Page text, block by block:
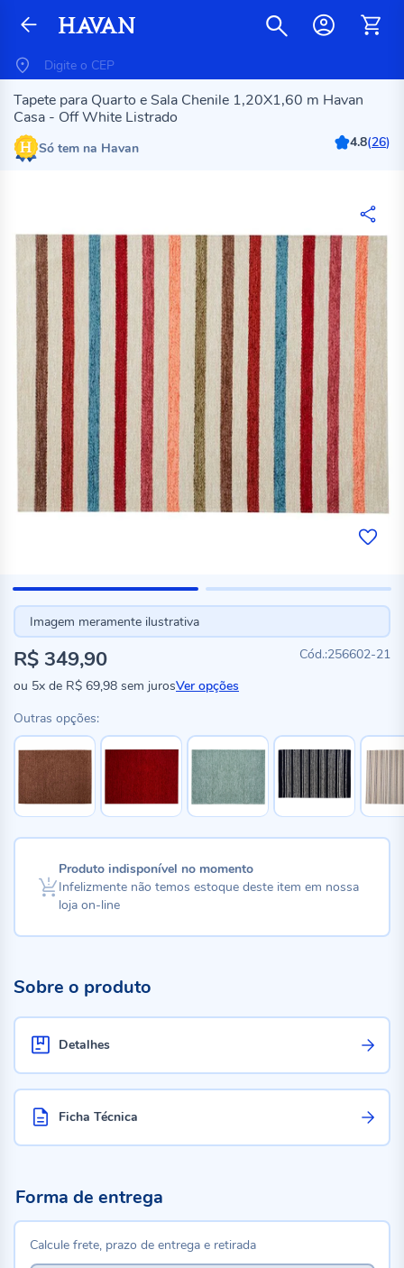
Tapete para Quarto e Sala Chenile 1,20X1,60 m Havan
Casa - Off White Listrado
Só tem na Havan 4.8(26)
Imagem meramente ilustrativa
256602-21
R$ 349,90
ou 5x de R$ 69,98 sem jurosVer opções
Outras opções:
Produto indisponível no momento
Infelizmente não temos estoque deste item em nossa
loja on-line
Sobre o produto
Detalhes
Ficha Técnica
Forma de entrega
Calcule frete, prazo de entrega e retirada